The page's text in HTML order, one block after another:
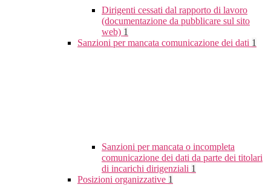
Dirigenti cessati dal rapporto di lavoro
(documentazione da pubblicare sul sito
web) 1
Sanzioni per mancata comunicazione dei dati 1
Sanzioni per mancata o incompleta
comunicazione dei dati da parte dei titolari
di incarichi dirigenziali 1
Posizioni organizzative 1